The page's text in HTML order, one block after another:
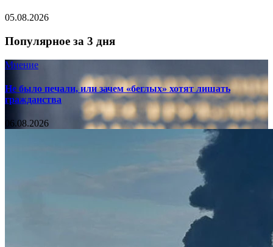
05.08.2026
Популярное за 3 дня
Мнение
Не было печали, или зачем «беглых» хотят лишать
гражданства
06.08.2026